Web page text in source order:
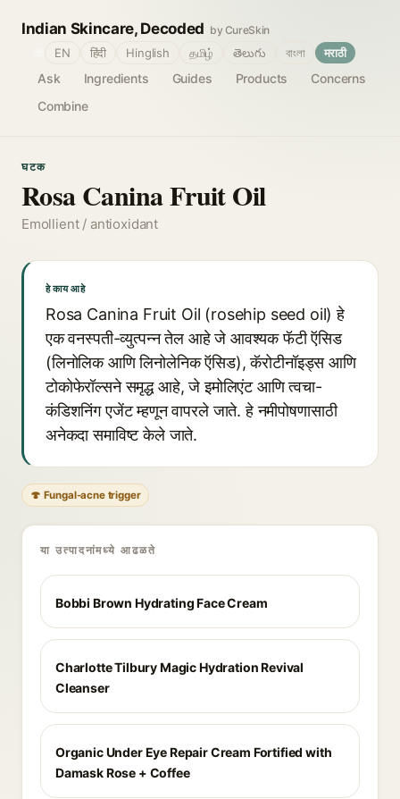
Indian Skincare, Decoded by CureSkin
Ask Ingredients Guides Products
Concerns
Combine
EN हिंदी Hinglish தமிழ் తెలుగు বাংলা मराठी
घटक
Rosa Canina Fruit Oil
Emollient / antioxidant
हे काय आहे
Rosa Canina Fruit Oil (rosehip seed oil) हे
एक वनस्पती-व्युत्पन्न तेल आहे जे आवश्यक फॅटी ऍसिड
(लिनोलिक आणि लिनोलेनिक ऍसिड), कॅरोटीनॉइड्स आणि
टोकोफेरॉल्सने समृद्ध आहे, जे इमोलिएंट आणि त्वचा-
कंडिशनिंग एजेंट म्हणून वापरले जाते. हे नमीपोषणासाठी
अनेकदा समाविष्ट केले जाते.
🍄 Fungal-acne trigger
या उत्पादनांमध्ये आढळते
Bobbi Brown Hydrating Face Cream
Charlotte Tilbury Magic Hydration Revival
Cleanser
Organic Under Eye Repair Cream Fortified with
Damask Rose + Coffee